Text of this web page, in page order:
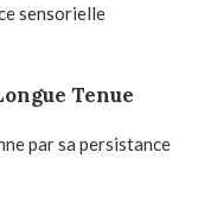
sensorielle
Tenue
par sa persistance